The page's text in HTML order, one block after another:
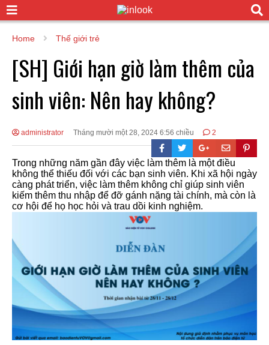
Home Thế giới trẻ
[SH] Giới hạn giờ làm thêm của
sinh viên: Nên hay không?
administrator Tháng mười một 28, 2024 6:56 chiều 2
Trong những năm gần đây việc làm thêm là một điều
không thể thiếu đối với các bạn sinh viên. Khi xã hội ngày
càng phát triển, việc làm thêm không chỉ giúp sinh viên
kiếm thêm thu nhập để đỡ gánh nặng tài chính, mà còn là
cơ hội để họ học hỏi và trau dồi kinh nghiệm.